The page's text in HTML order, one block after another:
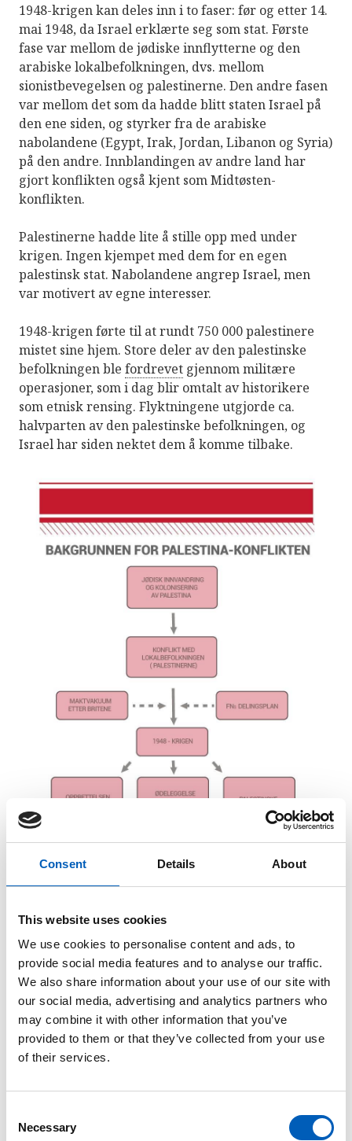
Consent Details About
This website uses cookies
We use cookies to personalise content and ads, to
provide social media features and to analyse our traffic.
We also share information about your use of our site with
our social media, advertising and analytics partners who
may combine it with other information that you’ve
provided to them or that they’ve collected from your use
of their services.
Necessary
1948-krigen kan deles inn i to faser: før og etter 14.
mai 1948, da Israel erklærte seg som stat. Første
fase var mellom de jødiske innflytterne og den
arabiske lokalbefolkningen, dvs. mellom
sionistbevegelsen og palestinerne. Den andre fasen
var mellom det som da hadde blitt staten Israel på
den ene siden, og styrker fra de arabiske
nabolandene (Egypt, Irak, Jordan, Libanon og Syria)
på den andre. Innblandingen av andre land har
gjort konflikten også kjent som Midtøsten-
konflikten.
Palestinerne hadde lite å stille opp med under
krigen. Ingen kjempet med dem for en egen
palestinsk stat. Nabolandene angrep Israel, men
var motivert av egne interesser.
1948-krigen førte til at rundt 750 000 palestinere
mistet sine hjem. Store deler av den palestinske
befolkningen ble fordrevet gjennom militære
operasjoner, som i dag blir omtalt av historikere
som etnisk rensing. Flyktningene utgjorde ca.
halvparten av den palestinske befolkningen, og
Israel har siden nektet dem å komme tilbake.
Sionismens rolle under 1948-krigen
Fordrivelsen av palestinerne var delvis et resultat
av sionistbevegelsens mål om å etablere en stat i
Palestina med overveldende jødisk flertall. Det
bidro til at de jødiske styrkene bevisst fordrev
palestinerne fra landet, spesielt i de områdene som
var tiltenkt en jødisk stat i FNs delingsplan, og i
krig bidro også til at palestinerne ble drevet bort
for å bli offer for krigens grusomheter.